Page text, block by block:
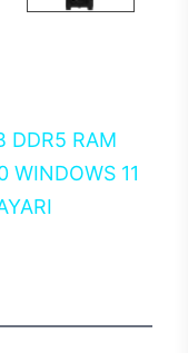
DDR5 RAM
11